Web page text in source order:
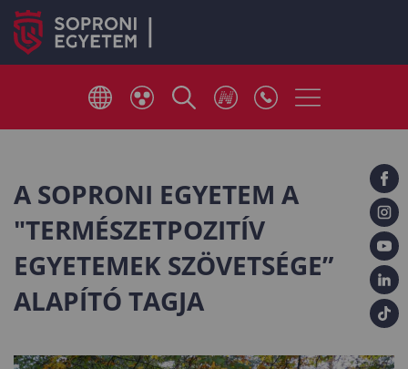
A SOPRONI EGYETEM A
"TERMÉSZETPOZITÍV
EGYETEMEK SZÖVETSÉGE”
ALAPÍTÓ TAGJA